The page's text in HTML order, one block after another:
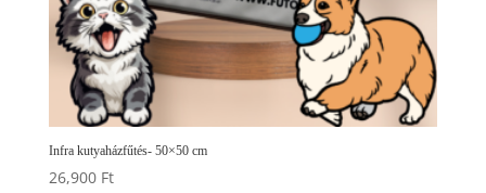
Infra kutyaházfűtés- 50×50 cm
26,900 Ft